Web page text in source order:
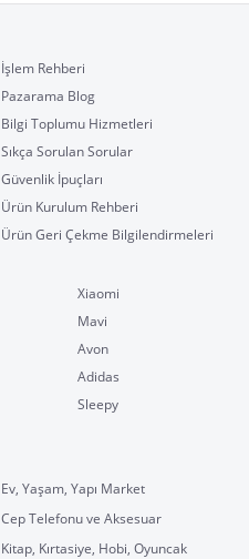
İşlem Rehberi
Pazarama Blog
Bilgi Toplumu Hizmetleri
Sıkça Sorulan Sorular
Güvenlik İpuçları
Ürün Kurulum Rehberi
Ürün Geri Çekme Bilgilendirmeleri
Xiaomi
Mavi
Avon
Adidas
Sleepy
Ev, Yaşam, Yapı Market
Cep Telefonu ve Aksesuar
Kitap, Kırtasiye, Hobi, Oyuncak